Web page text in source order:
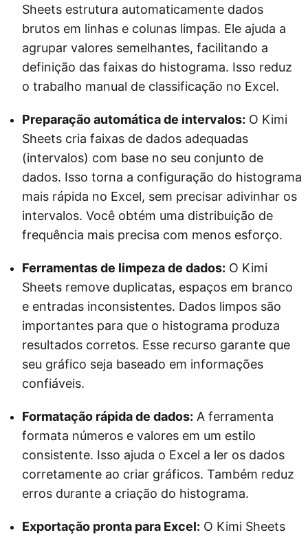
Sheets estrutura automaticamente dados
brutos em linhas e colunas limpas. Ele ajuda a
agrupar valores semelhantes, facilitando a
definição das faixas do histograma. Isso reduz
o trabalho manual de classificação no Excel.
Preparação automática de intervalos: O Kimi
Sheets cria faixas de dados adequadas
(intervalos) com base no seu conjunto de
dados. Isso torna a configuração do histograma
mais rápida no Excel, sem precisar adivinhar os
intervalos. Você obtém uma distribuição de
frequência mais precisa com menos esforço.
Ferramentas de limpeza de dados: O Kimi
Sheets remove duplicatas, espaços em branco
e entradas inconsistentes. Dados limpos são
importantes para que o histograma produza
resultados corretos. Esse recurso garante que
seu gráfico seja baseado em informações
confiáveis.
Formatação rápida de dados: A ferramenta
formata números e valores em um estilo
consistente. Isso ajuda o Excel a ler os dados
corretamente ao criar gráficos. Também reduz
erros durante a criação do histograma.
Exportação pronta para Excel: O Kimi Sheets